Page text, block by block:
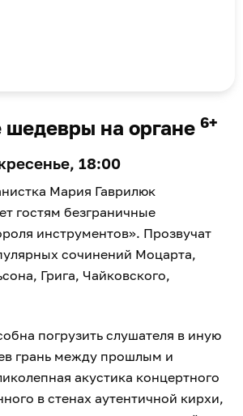
на органе 6+
18:00
Мария Гаврилюк
гостям безграничные
инструментов». Прозвучат
сочинений Моцарта,
Грига, Чайковского,
погрузить слушателя в иную
грань между прошлым и
акустика концертного
в стенах аутентичной кирхи,